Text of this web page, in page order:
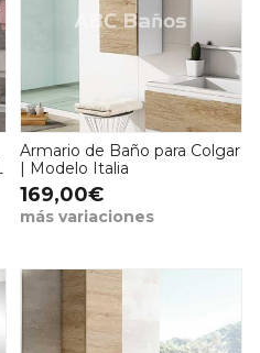
Armario de Baño para Colgar
| Modelo Italia
169,00€
más variaciones